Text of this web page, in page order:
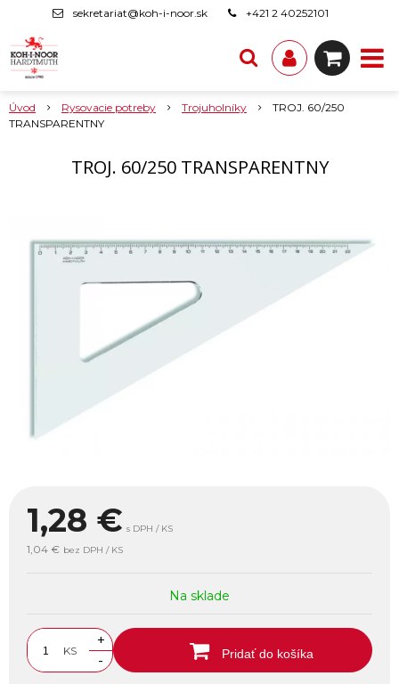
sekretariat@koh-i-noor.sk +421 2 40252101
Úvod Rysovacie potreby Trojuholníky
TROJ. 60/250
TRANSPARENTNY
TROJ. 60/250 TRANSPARENTNY
1,28 € s DPH / KS
1,04 € bez DPH / KS
Na sklade
KS
+
-
Pridať do košíka